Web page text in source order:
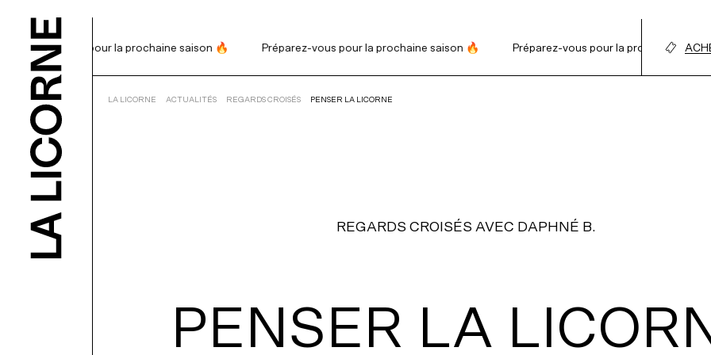
vous pour la prochaine saison 🔥 Préparez-vous pour la prochaine saison 🔥 Préparez-vous pour la prochaine saison 🔥
BILLETTERIE
NOUS APPUYER
LA LICORNE ACTUALITÉS REGARDS CROISÉS PENSER LA LICORNE
REGARDS CROISÉS AVEC DAPHNÉ B.
PENSER LA